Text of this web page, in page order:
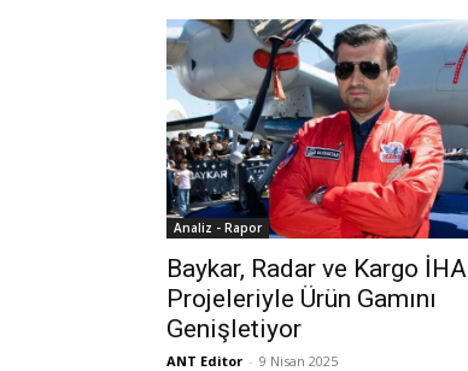
Analiz - Rapor
Baykar, Radar ve Kargo İHA
Projeleriyle Ürün Gamını
Genişletiyor
ANT Editor - 9 Nisan 2025